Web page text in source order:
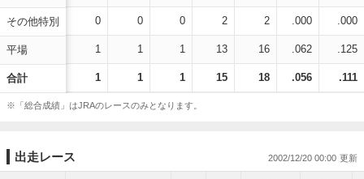
その他特別
平場
合計
0 0 0 2 2 .000 .000
1 1 1 13 16 .062 .125
1 1 1 15 18 .056 .111
※「総合成績」はJRAのレースのみとなります。
出走レース 2002/12/20 00:00